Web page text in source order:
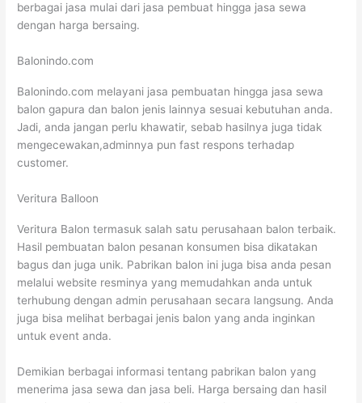
berbagai jasa mulai dari jasa pembuat hingga jasa sewa
dengan harga bersaing.
Balonindo.com
Balonindo.com melayani jasa pembuatan hingga jasa sewa
balon gapura dan balon jenis lainnya sesuai kebutuhan anda.
Jadi, anda jangan perlu khawatir, sebab hasilnya juga tidak
mengecewakan,adminnya pun fast respons terhadap
customer.
Veritura Balloon
Veritura Balon termasuk salah satu perusahaan balon terbaik.
Hasil pembuatan balon pesanan konsumen bisa dikatakan
bagus dan juga unik. Pabrikan balon ini juga bisa anda pesan
melalui website resminya yang memudahkan anda untuk
terhubung dengan admin perusahaan secara langsung. Anda
juga bisa melihat berbagai jenis balon yang anda inginkan
untuk event anda.
Demikian berbagai informasi tentang pabrikan balon yang
menerima jasa sewa dan jasa beli. Harga bersaing dan hasil